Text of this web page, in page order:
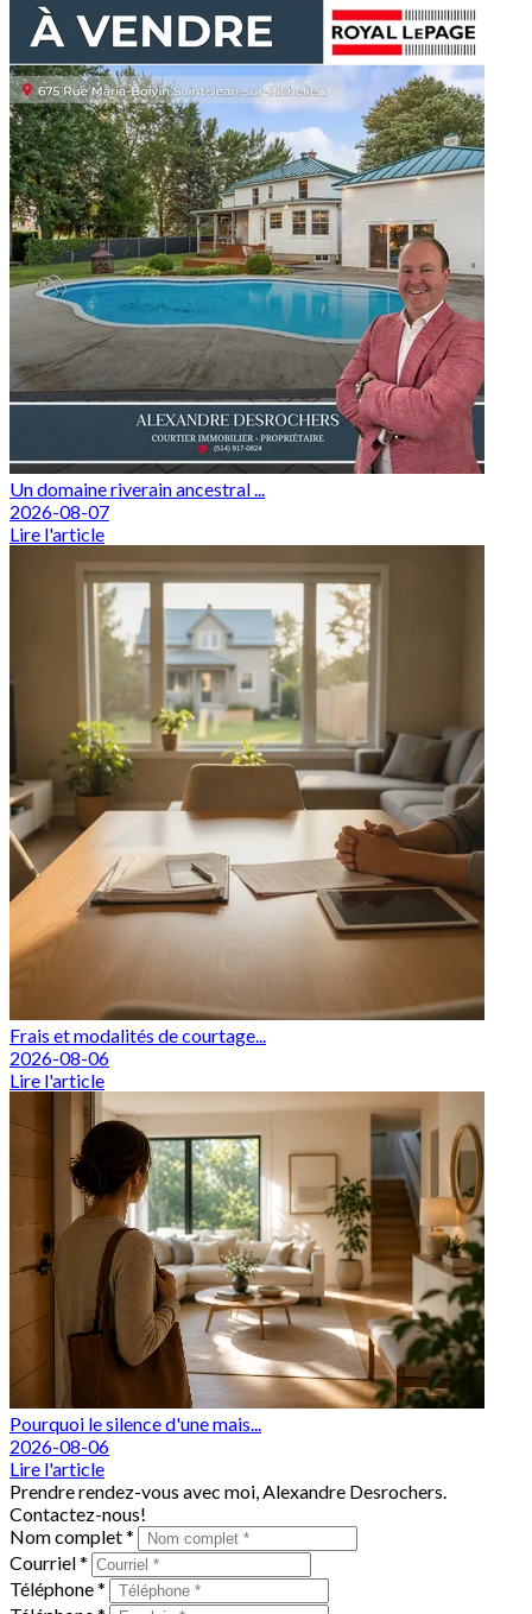
Un domaine riverain ancestral ...
2026-08-07
Lire l'article
Frais et modalités de courtage...
2026-08-06
Lire l'article
Pourquoi le silence d'une mais...
2026-08-06
Lire l'article
Prendre rendez-vous avec moi, Alexandre Desrochers.
Contactez-nous!
Nom complet *
Courriel *
Téléphone *